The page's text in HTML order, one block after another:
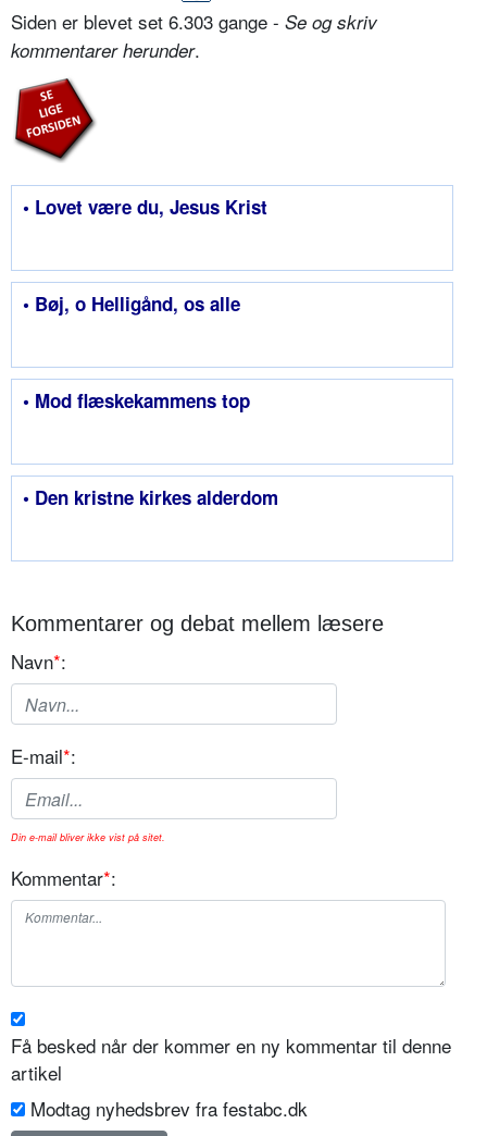
Siden er blevet set 6.303 gange - Se og skriv
kommentarer herunder.
• Lovet være du, Jesus Krist
• Bøj, o Helligånd, os alle
• Mod flæskekammens top
• Den kristne kirkes alderdom
Kommentarer og debat mellem læsere
Navn*:
E-mail*:
Din e-mail bliver ikke vist på sitet.
Kommentar*:
Få besked når der kommer en ny kommentar til denne
artikel
Modtag nyhedsbrev fra festabc.dk